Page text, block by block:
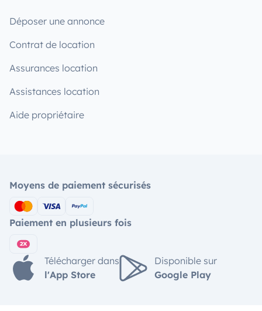
Déposer une annonce
Contrat de location
Assurances location
Assistances location
Aide propriétaire
Moyens de paiement sécurisés
Paiement en plusieurs fois
Télécharger dans
l'App Store
Disponible sur
Google Play